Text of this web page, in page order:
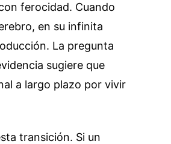
ferocidad. Cuando
en su infinita
La pregunta
sugiere que
a largo plazo por vivir
transición. Si un